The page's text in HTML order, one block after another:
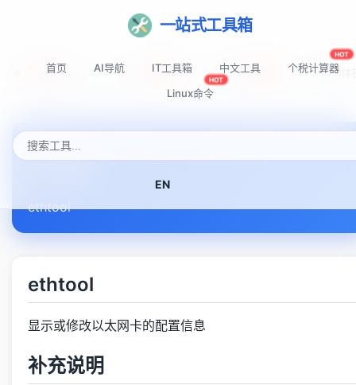
一站式工具箱
首页 AI导航 IT工具箱 中文工具 个税计算器
HOT
Linux命令
HOT
EN
🔥 热门推荐: Top-AI-Tools NEW AI提示词秘籍 NEW AI IDE智能体
ethtool
ethtool
ethtool
显示或修改以太网卡的配置信息
补充说明